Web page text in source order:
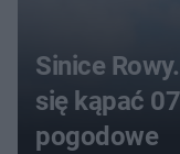
Sinice
się kąpać
pogodowe